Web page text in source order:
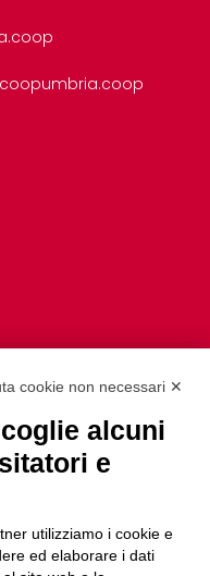
cookie non necessari ✕
alcuni
e
utilizziamo i cookie e
ed elaborare i dati